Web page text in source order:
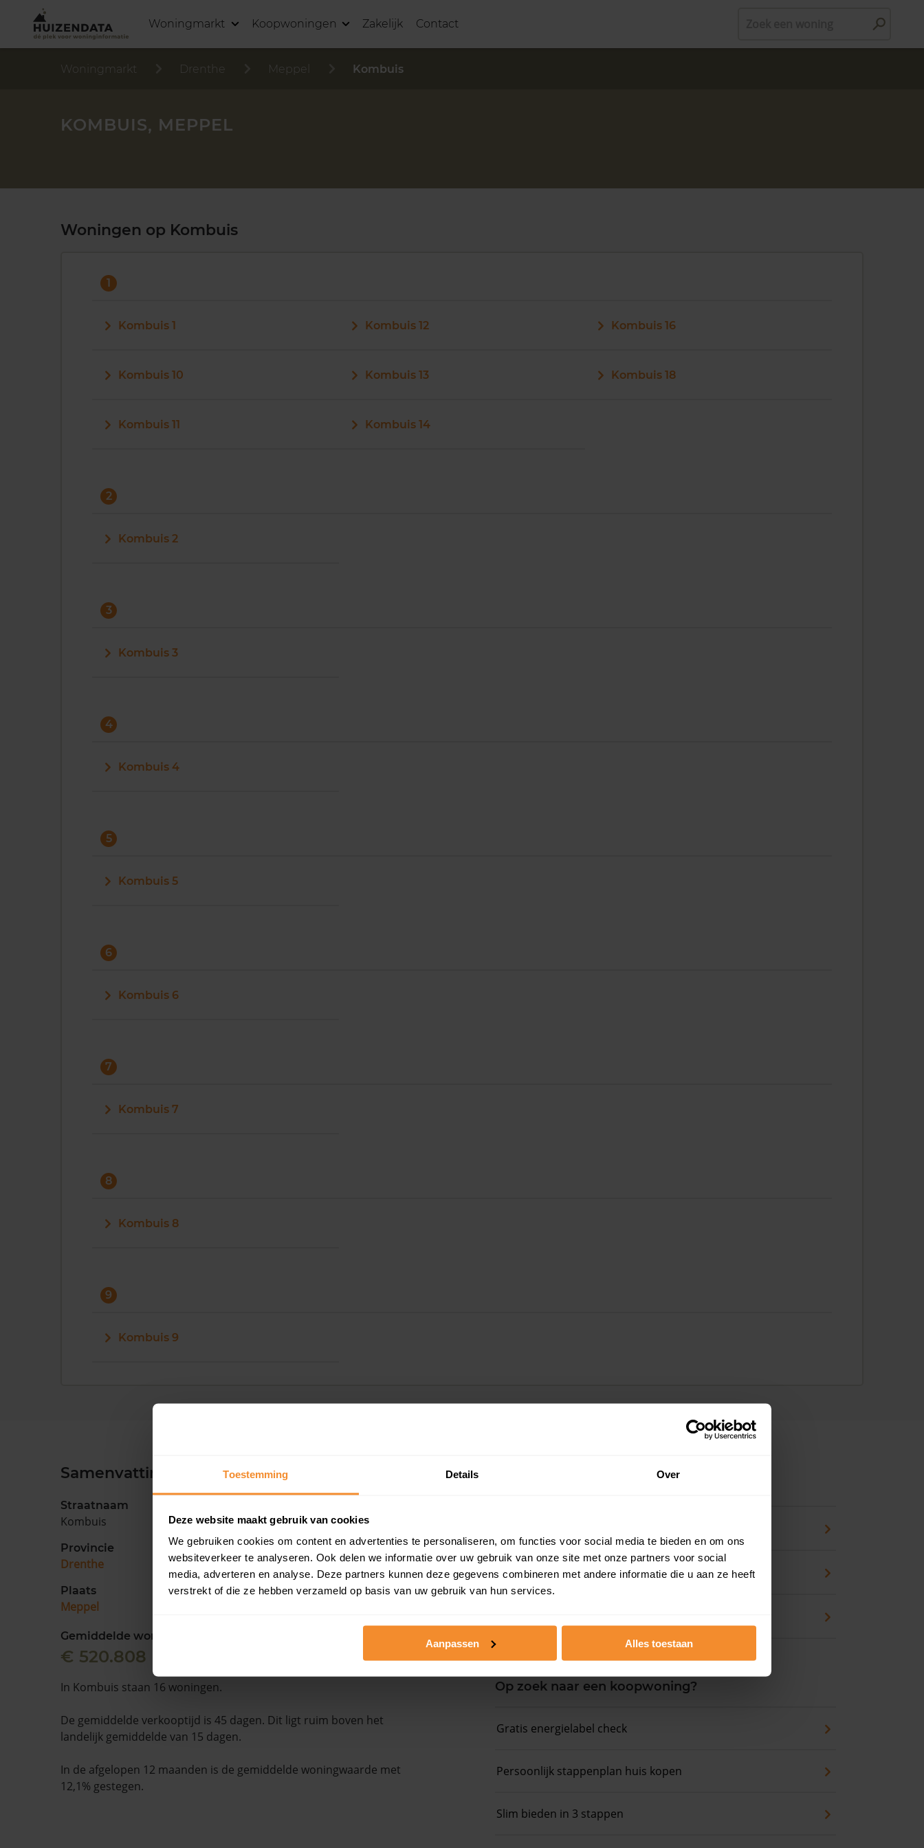
Toestemming Details Over
Deze website maakt gebruik van cookies
We gebruiken cookies om content en advertenties te personaliseren, om functies voor social media te bieden en om ons
websiteverkeer te analyseren. Ook delen we informatie over uw gebruik van onze site met onze partners voor social
media, adverteren en analyse. Deze partners kunnen deze gegevens combineren met andere informatie die u aan ze heeft
verstrekt of die ze hebben verzameld op basis van uw gebruik van hun services.
Aanpassen Alles toestaan
Woningmarkt Koopwoningen Zakelijk Contact
Woningmarkt Drenthe Meppel Kombuis
KOMBUIS, MEPPEL
Woningen op Kombuis
1
Kombuis 1
Kombuis 10
Kombuis 11
Kombuis 12
Kombuis 13
Kombuis 14
Kombuis 16
Kombuis 18
2
Kombuis 2
3
Kombuis 3
4
Kombuis 4
5
Kombuis 5
6
Kombuis 6
7
Kombuis 7
8
Kombuis 8
9
Kombuis 9
Samenvatting
Straatnaam
Kombuis
Provincie
Drenthe
Plaats
Meppel
Gemiddelde woningwaarde
€ 520.808
In Kombuis staan 16 woningen.
De gemiddelde verkooptijd is 45 dagen. Dit ligt ruim boven het
landelijk gemiddelde van 15 dagen.
In de afgelopen 12 maanden is de gemiddelde woningwaarde met
12,1% gestegen.
Koopsommenoverzicht
Op zoek naar een koopwoning?
Gratis energielabel check
Persoonlijk stappenplan huis kopen
Slim bieden in 3 stappen